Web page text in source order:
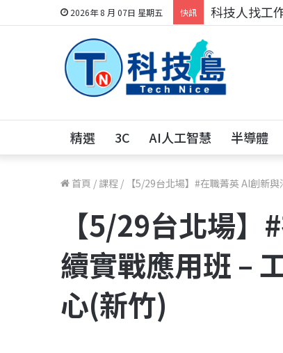
2026年 8 月 07日 星期五 快訊 科技人找工
精選 3C AI人工智慧 半導體
首頁 / 課程 / 【5/29台北場】#在職菁英 AI創新
【5/29台北場
續實戰應用班 –
心(新竹)